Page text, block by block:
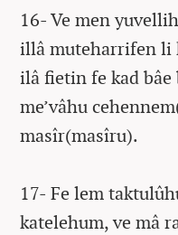
16- Ve men
illâ muteharrifen li
ilâ fietin fe kad
me’vâhu
masîr(masîru).
17- Fe lem
katelehum, ve mâ